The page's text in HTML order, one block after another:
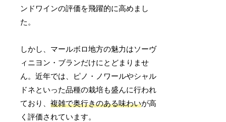
ンドワインの評価を飛躍的に高めまし
た。
しかし、マールボロ地方の魅力はソーヴ
ィニヨン・ブランだけにとどまりませ
ん。近年では、ピノ・ノワールやシャル
ドネといった品種の栽培も盛んに行われ
ており、複雑で奥行きのある味わいが高
く評価されています。